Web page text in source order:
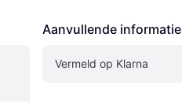
Aanvullende informatie
Vermeld op Klarna